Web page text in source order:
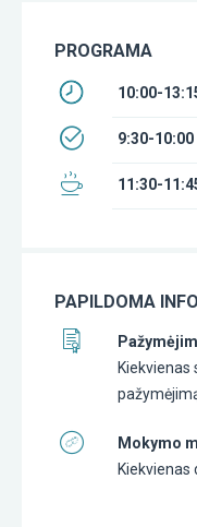
PROGRAMA
10:00-
9:30-10:00
11:30-
PAPILDOMA
Kiekvienas
Mokymo